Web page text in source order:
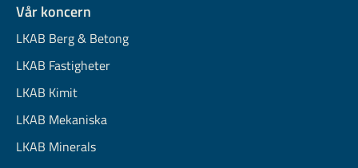
Vår koncern
LKAB Berg & Betong
LKAB Fastigheter
LKAB Kimit
LKAB Mekaniska
LKAB Minerals